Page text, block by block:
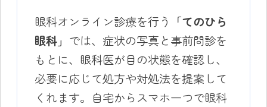
眼科オンライン診療を行う
「てのひら
眼科」 では、症状の写真と事前問診を
もとに、眼科医が目の状態を確認し、
必要に応じて処方や対処法を提案して
くれます。自宅からスマホ一つで眼科